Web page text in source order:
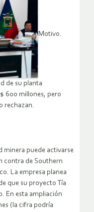
Motivo.
de su planta
600 millones, pero
rechazan.
minera puede activarse
contra de Southern
La empresa planea
que su proyecto Tía
En esta ampliación
(la cifra podría